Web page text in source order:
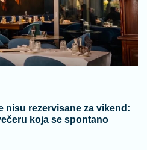
nisu rezervisane za vikend:
koja se spontano